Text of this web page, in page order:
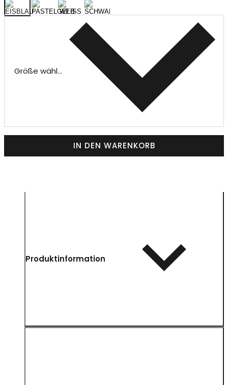
Größe wählen
IN DEN WARENKORB
Produktinformation